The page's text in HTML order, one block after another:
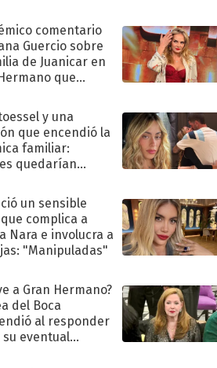
comentario
Guercio sobre
de Juanicar en
que
y una
que encendió la
familiar:
quedarían
un sensible
complica a
Nara e involucra a
"Manipuladas"
a Gran Hermano?
del Boca
al responder
su eventual